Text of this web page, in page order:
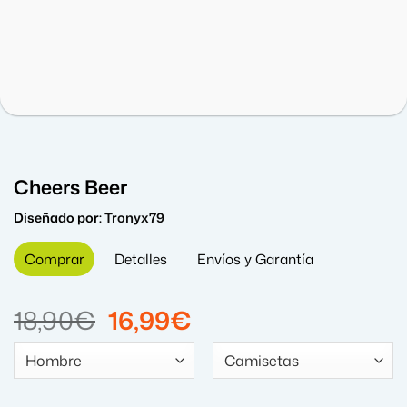
Cheers Beer
Diseñado por:Tronyx79
Comprar Detalles Envíos y Garantía
18,90€ El
precio
original
16,99€
precio
actual